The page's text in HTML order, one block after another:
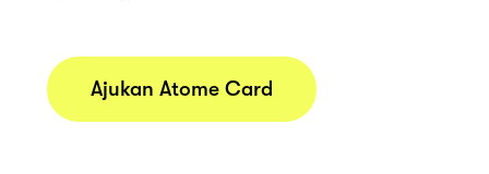
Ajukan Atome Card